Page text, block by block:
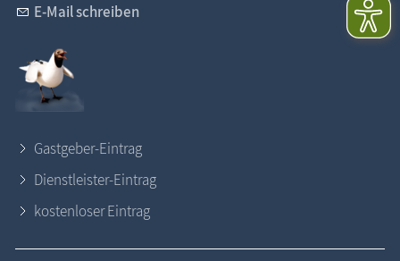
E-Mail schreiben
Gastgeber-Eintrag
Dienstleister-Eintrag
kostenloser Eintrag